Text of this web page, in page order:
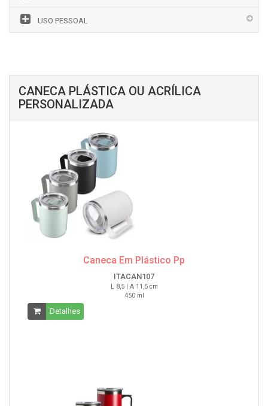
USO PESSOAL
CANECA PLÁSTICA OU ACRÍLICA
PERSONALIZADA
Caneca Em Plástico Pp
ITACAN107
L 8,5 | A 11,5 cm
450 ml
Detalhes